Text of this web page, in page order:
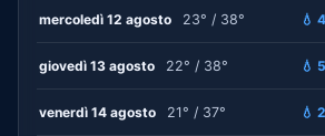
mercoledì 12 agosto 23° / 38° 💧
giovedì 13 agosto 22° / 38° 💧
venerdì 14 agosto 21° / 37° 💧